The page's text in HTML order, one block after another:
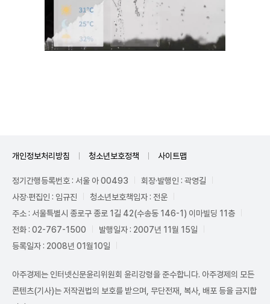
개인정보처리방침 청소년보호정책 사이트맵
정기간행등록번호 : 서울 아 00493
회장·발행인 : 곽영길
사장·편집인 : 임규진
청소년보호책임자 : 전운
주소 : 서울특별시 종로구 종로 1길 42(수송동 146-1) 이마빌딩 11층
전화 : 02-767-1500
발행일자 : 2007년 11월 15일
등록일자 : 2008년 01월10일
아주경제는 인터넷신문윤리위원회 윤리강령을 준수합니다. 아주경제의 모든
콘텐츠(기사)는 저작권법의 보호를 받으며, 무단전재, 복사, 배포 등을 금지합